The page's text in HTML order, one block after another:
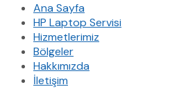
Ana Sayfa
HP Laptop Servisi
Hizmetlerimiz
Bölgeler
Hakkımızda
İletişim